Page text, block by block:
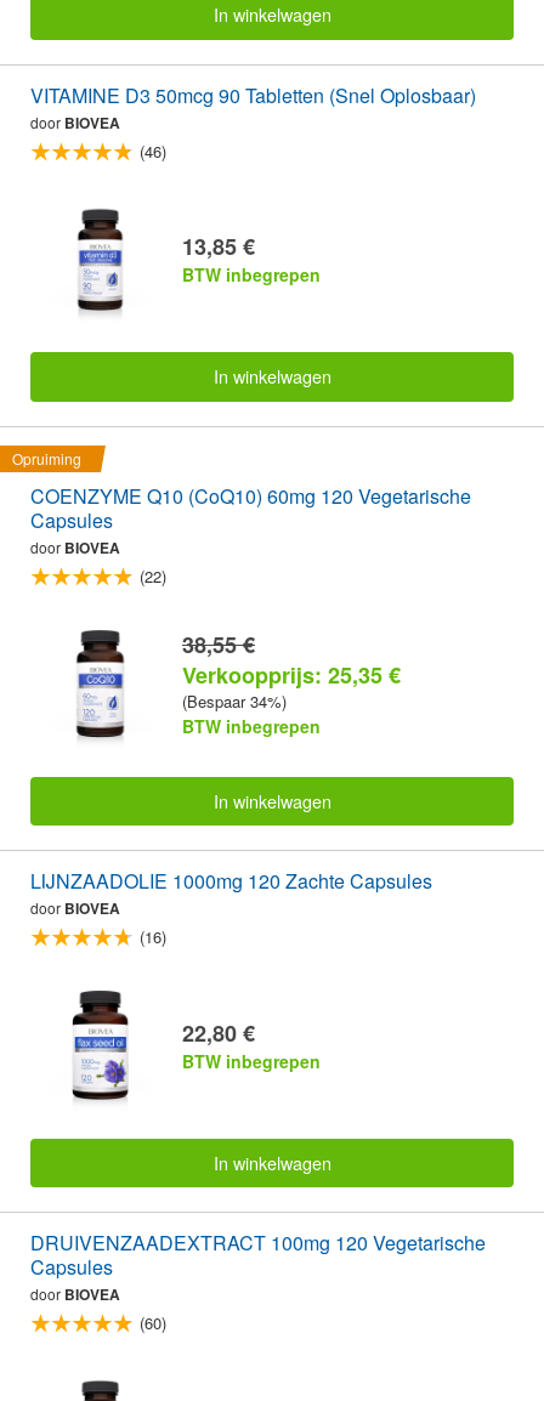
In winkelwagen
VITAMINE D3 50mcg 90 Tabletten (Snel Oplosbaar)
door BIOVEA
(46)
13,85 €
BTW inbegrepen
In winkelwagen
Opruiming
COENZYME Q10 (CoQ10) 60mg 120 Vegetarische
Capsules
door BIOVEA
(22)
38,55 €
Verkoopprijs: 25,35 €
(Bespaar 34%)
BTW inbegrepen
In winkelwagen
LIJNZAADOLIE 1000mg 120 Zachte Capsules
door BIOVEA
(16)
22,80 €
BTW inbegrepen
In winkelwagen
DRUIVENZAADEXTRACT 100mg 120 Vegetarische
Capsules
door BIOVEA
(60)